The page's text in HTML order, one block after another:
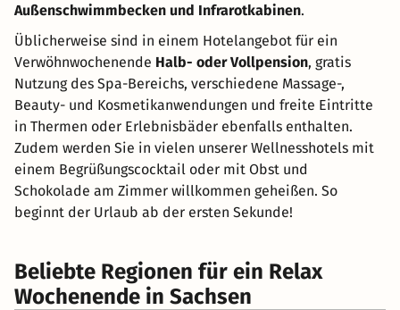
Außenschwimmbecken und Infrarotkabinen.
Üblicherweise sind in einem Hotelangebot für ein
Verwöhnwochenende Halb- oder Vollpension, gratis
Nutzung des Spa-Bereichs, verschiedene Massage-,
Beauty- und Kosmetikanwendungen und freite Eintritte
in Thermen oder Erlebnisbäder ebenfalls enthalten.
Zudem werden Sie in vielen unserer Wellnesshotels mit
einem Begrüßungscocktail oder mit Obst und
Schokolade am Zimmer willkommen geheißen. So
beginnt der Urlaub ab der ersten Sekunde!
Beliebte Regionen für ein Relax
Wochenende in Sachsen